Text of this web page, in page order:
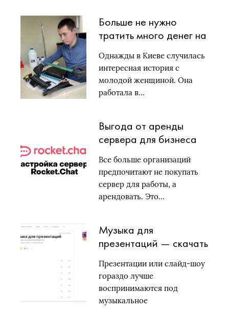
Больше не нужно
тратить много денег на
картриджей в Киеве
Однажды в Киеве случилась
интересная история с
молодой женщиной. Она
работала в…
Выгода от аренды
сервера для бизнеса
Все больше организаций
предпочитают не покупать
сервер для работы, а
арендовать. Это…
Музыка для
презентаций — скачать
Презентации или слайд-шоу
гораздо лучше
воспринимаются под
музыкальное